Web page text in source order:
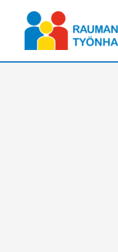
sisältöön